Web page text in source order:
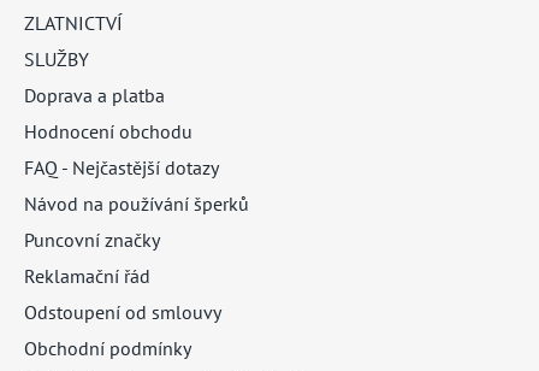
ZLATNICTVÍ
SLUŽBY
Doprava a platba
Hodnocení obchodu
FAQ - Nejčastější dotazy
Návod na používání šperků
Puncovní značky
Reklamační řád
Odstoupení od smlouvy
Obchodní podmínky